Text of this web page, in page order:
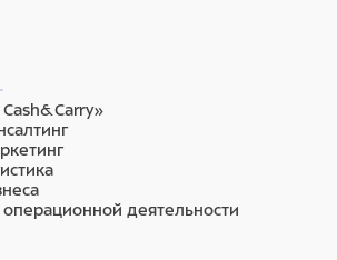
экстракт жимолости, экстракт
Е
деятельности